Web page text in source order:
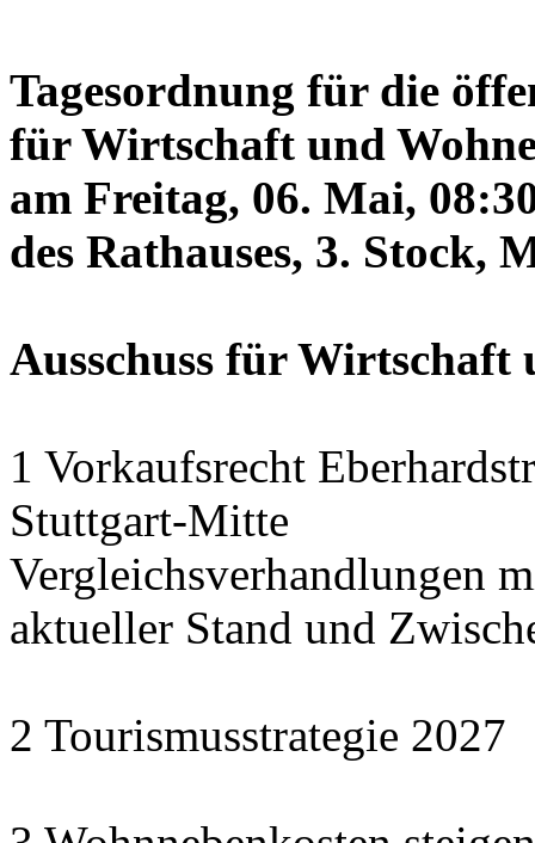
Tagesordnung für die
für Wirtschaft und
am Freitag, 06. Mai,
des Rathauses, 3. Stock,
Ausschuss für Wirtschaft
1 Vorkaufsrecht
Stuttgart-Mitte
Vergleichsverhandlungen
aktueller Stand und
2 Tourismusstrategie 2027